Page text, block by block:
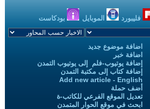
فليبورد الموبايل بودكاست
اضافة موضوع جديد
اضافة خبر
إضافة يوتيوب-فلم إلى يوتيوب التمدن
إضافة كتاب إلى مكتبة التمدن
Add new article - English
أضف حملة
تعديل الموقع الفرعي للكاتب-ة
ابحث في موقع الحوار المتمدن